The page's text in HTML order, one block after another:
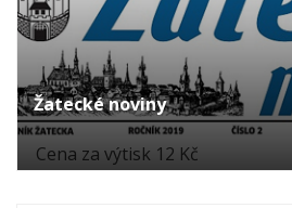
Žatecké noviny
Cena za výtisk 12 Kč